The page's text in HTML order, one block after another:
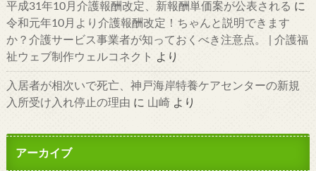
平成31年10月介護報酬改定、新報酬単価案が公表される に
令和元年10月より介護報酬改定！ちゃんと説明できます
か？介護サービス事業者が知っておくべき注意点。 | 介護福
祉ウェブ制作ウェルコネクト
より
入居者が相次いで死亡、神戸海岸特養ケアセンターの新規
入所受け入れ停止の理由 に 山崎より
アーカイブ